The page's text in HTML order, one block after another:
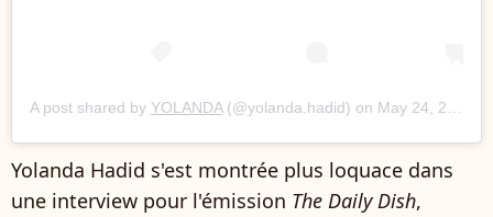
A post shared by YOLANDA(@yolanda.hadid) on May 24, 2020 at 8:10am PDT
Yolanda Hadid s'est montrée plus loquace dans
une interview pour l'émission The Daily Dish,